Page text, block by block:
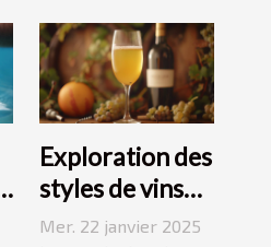
Exploration des
styles de vins
blancs issus de
Mer. 22 janvier 2025